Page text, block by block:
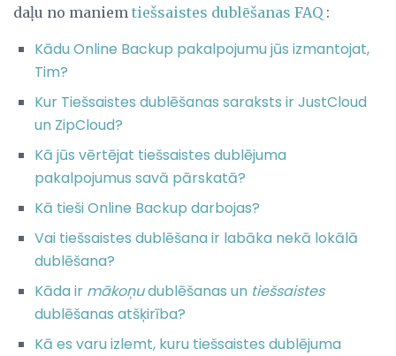
daļu no maniem tiešsaistes dublēšanas FAQ :
Kādu Online Backup pakalpojumu jūs izmantojat,
Tim?
Kur Tiešsaistes dublēšanas saraksts ir JustCloud
un ZipCloud?
Kā jūs vērtējat tiešsaistes dublējuma
pakalpojumus savā pārskatā?
Kā tieši Online Backup darbojas?
Vai tiešsaistes dublēšana ir labāka nekā lokālā
dublēšana?
Kāda ir mākoņudublēšanas un tiešsaistes
dublēšanas atšķirība?
Kā es varu izlemt, kuru tiešsaistes dublējuma